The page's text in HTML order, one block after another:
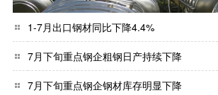
1-7月出口钢材同比下降4.4%
7月下旬重点钢企粗钢日产持续下降
7月下旬重点钢企钢材库存明显下降